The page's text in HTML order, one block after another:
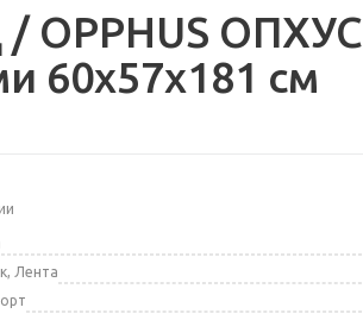
OPPHUS ОПХУС
60x57x181 см
Лента